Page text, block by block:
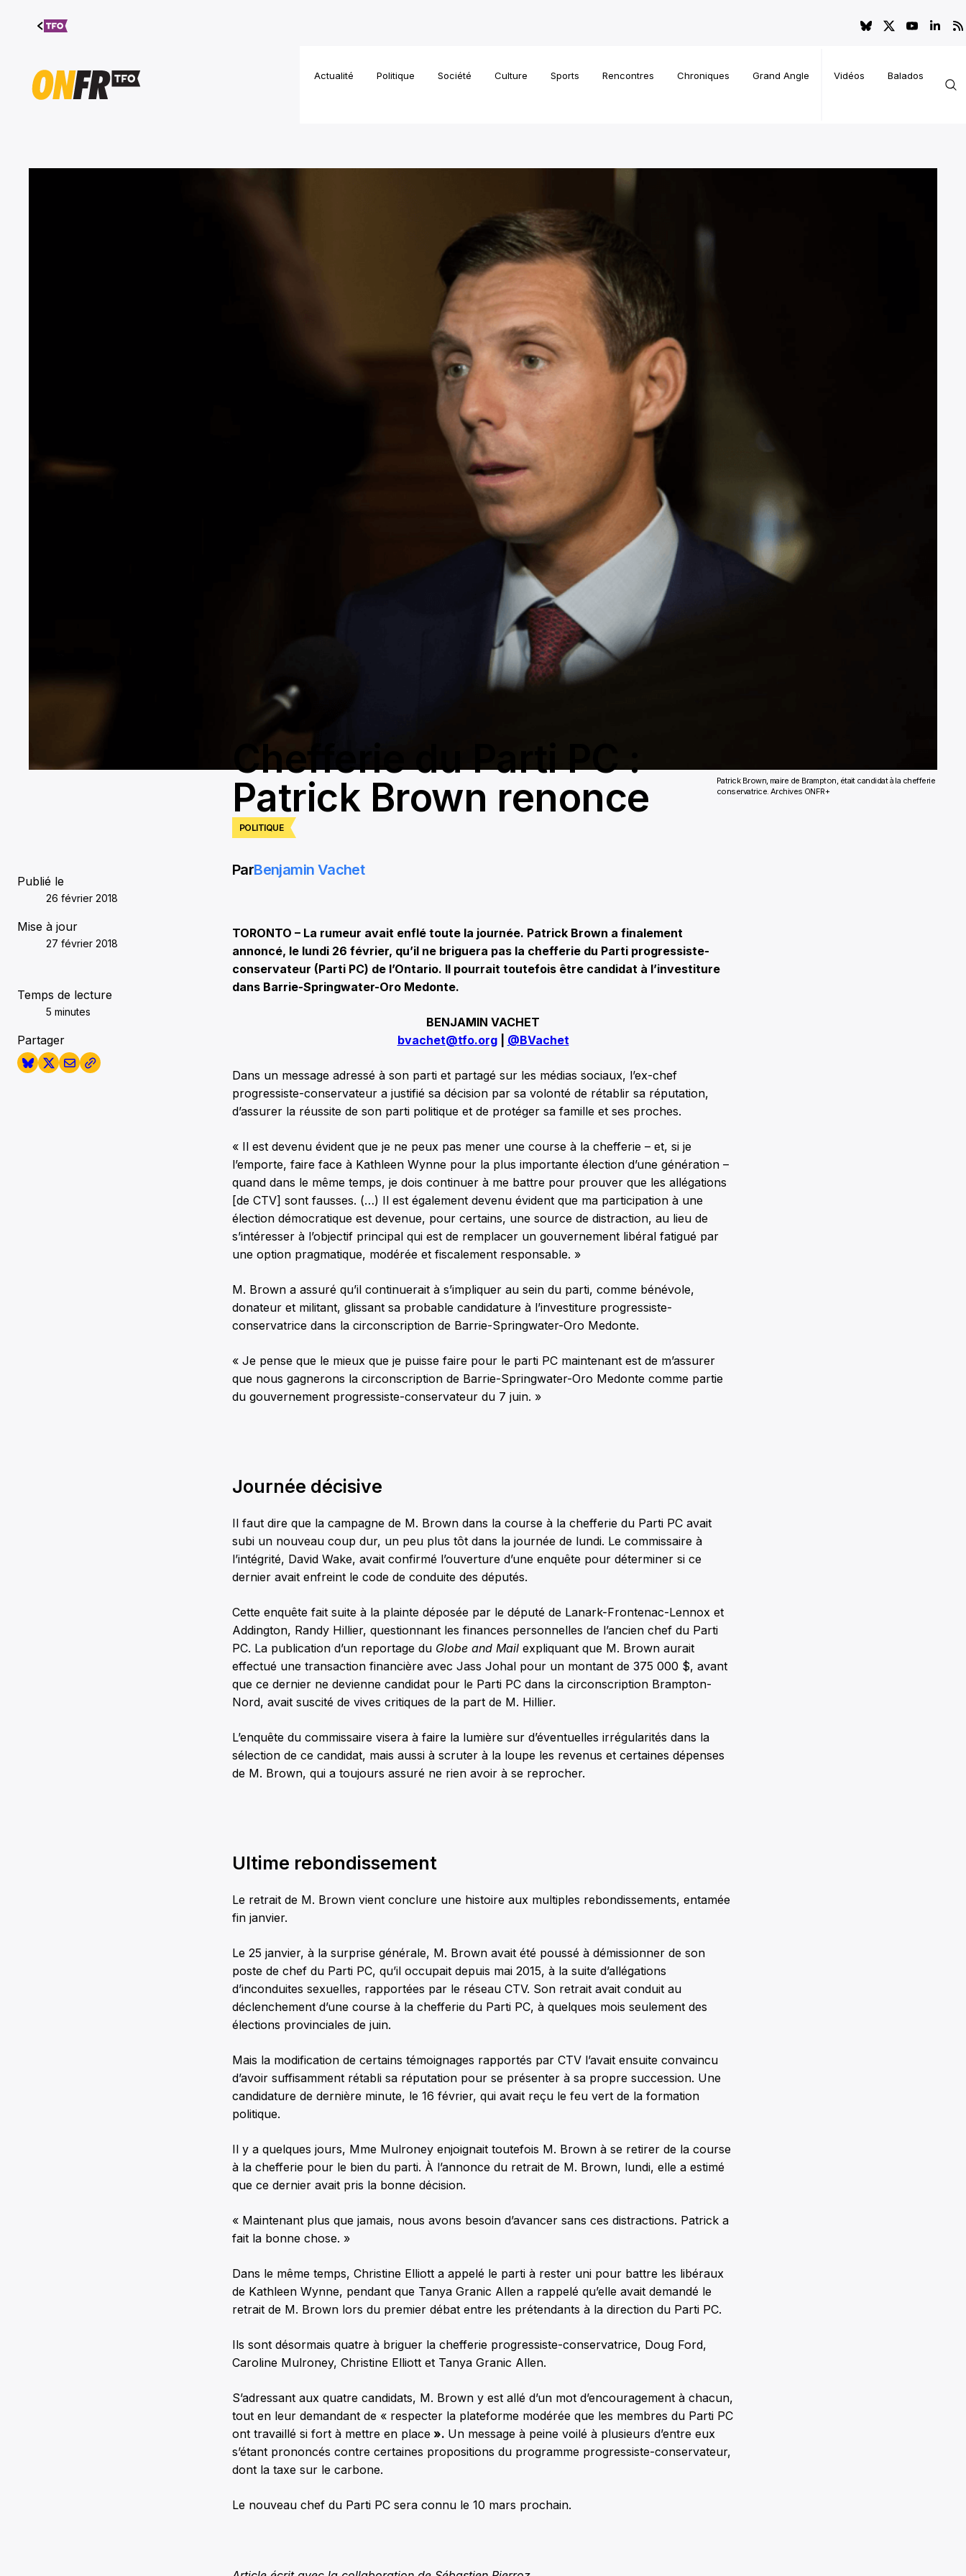
Aller au
contenu
Actualité Politique Société Culture Sports Rencontres Chroniques Grand Angle Vidéos Balados
Patrick Brown, maire de Brampton, était candidat à la chefferie
conservatrice. Archives ONFR+
POLITIQUE
Chefferie du Parti PC :
Patrick Brown renonce
Publié le
26 février 2018
Mise à jour
27 février 2018
Temps de lecture
5 minutes
Partager
ParBenjamin Vachet
TORONTO – La rumeur avait enflé toute la journée. Patrick Brown a finalement
annoncé, le lundi 26 février, qu’il ne briguera pas la chefferie du Parti progressiste-
conservateur (Parti PC) de l’Ontario. Il pourrait toutefois être candidat à l’investiture
dans Barrie-Springwater-Oro Medonte.
BENJAMIN VACHET
bvachet@tfo.org| @BVachet
Dans un message adressé à son parti et partagé sur les médias sociaux, l’ex-chef
progressiste-conservateur a justifié sa décision par sa volonté de rétablir sa réputation,
d’assurer la réussite de son parti politique et de protéger sa famille et ses proches.
« Il est devenu évident que je ne peux pas mener une course à la chefferie – et, si je
l’emporte, faire face à Kathleen Wynne pour la plus importante élection d’une génération –
quand dans le même temps, je dois continuer à me battre pour prouver que les allégations
[de CTV] sont fausses. (…) Il est également devenu évident que ma participation à une
élection démocratique est devenue, pour certains, une source de distraction, au lieu de
s’intéresser à l’objectif principal qui est de remplacer un gouvernement libéral fatigué par
une option pragmatique, modérée et fiscalement responsable. »
M. Brown a assuré qu’il continuerait à s’impliquer au sein du parti, comme bénévole,
donateur et militant, glissant sa probable candidature à l’investiture progressiste-
conservatrice dans la circonscription de Barrie-Springwater-Oro Medonte.
« Je pense que le mieux que je puisse faire pour le parti PC maintenant est de m’assurer
que nous gagnerons la circonscription de Barrie-Springwater-Oro Medonte comme partie
du gouvernement progressiste-conservateur du 7 juin. »
Journée décisive
Il faut dire que la campagne de M. Brown dans la course à la chefferie du Parti PC avait
subi un nouveau coup dur, un peu plus tôt dans la journée de lundi. Le commissaire à
l’intégrité, David Wake, avait confirmé l’ouverture d’une enquête pour déterminer si ce
dernier avait enfreint le code de conduite des députés.
Cette enquête fait suite à la plainte déposée par le député de Lanark-Frontenac-Lennox et
Addington, Randy Hillier, questionnant les finances personnelles de l’ancien chef du Parti
PC. La publication d’un reportage du Globe and Mail expliquant que M. Brown aurait
effectué une transaction financière avec Jass Johal pour un montant de 375 000 $, avant
que ce dernier ne devienne candidat pour le Parti PC dans la circonscription Brampton-
Nord, avait suscité de vives critiques de la part de M. Hillier.
L’enquête du commissaire visera à faire la lumière sur d’éventuelles irrégularités dans la
sélection de ce candidat, mais aussi à scruter à la loupe les revenus et certaines dépenses
de M. Brown, qui a toujours assuré ne rien avoir à se reprocher.
Ultime rebondissement
Le retrait de M. Brown vient conclure une histoire aux multiples rebondissements, entamée
fin janvier.
Le 25 janvier, à la surprise générale, M. Brown avait été poussé à démissionner de son
poste de chef du Parti PC, qu’il occupait depuis mai 2015, à la suite d’allégations
d’inconduites sexuelles, rapportées par le réseau CTV. Son retrait avait conduit au
déclenchement d’une course à la chefferie du Parti PC, à quelques mois seulement des
élections provinciales de juin.
Mais la modification de certains témoignages rapportés par CTV l’avait ensuite convaincu
d’avoir suffisamment rétabli sa réputation pour se présenter à sa propre succession. Une
candidature de dernière minute, le 16 février, qui avait reçu le feu vert de la formation
politique.
Il y a quelques jours, Mme Mulroney enjoignait toutefois M. Brown à se retirer de la course
à la chefferie pour le bien du parti. À l’annonce du retrait de M. Brown, lundi, elle a estimé
que ce dernier avait pris la bonne décision.
« Maintenant plus que jamais, nous avons besoin d’avancer sans ces distractions. Patrick a
fait la bonne chose. »
Dans le même temps, Christine Elliott a appelé le parti à rester uni pour battre les libéraux
de Kathleen Wynne, pendant que Tanya Granic Allen a rappelé qu’elle avait demandé le
retrait de M. Brown lors du premier débat entre les prétendants à la direction du Parti PC.
Ils sont désormais quatre à briguer la chefferie progressiste-conservatrice, Doug Ford,
Caroline Mulroney, Christine Elliott et Tanya Granic Allen.
S’adressant aux quatre candidats, M. Brown y est allé d’un mot d’encouragement à chacun,
tout en leur demandant de « respecter la plateforme modérée que les membres du Parti PC
ont travaillé si fort à mettre en place ». Un message à peine voilé à plusieurs d’entre eux
s’étant prononcés contre certaines propositions du programme progressiste-conservateur,
dont la taxe sur le carbone.
Le nouveau chef du Parti PC sera connu le 10 mars prochain.